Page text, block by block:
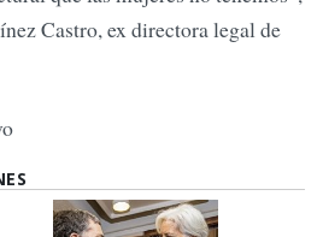
Castro, ex directora legal de